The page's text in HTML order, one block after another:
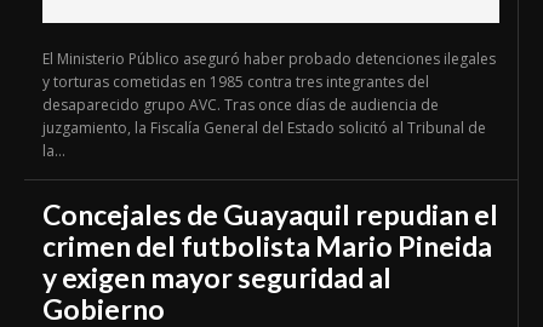
El Ministerio Público aseguró haber probado detenciones ilegales
y torturas cometidas en 1985 contra tres integrantes del
desaparecido grupo AVC. Tras once días de audiencia de
juzgamiento, la Fiscalía General del Estado solicitó al Tribunal de
la...
Concejales de Guayaquil repudian el
crimen del futbolista Mario Pineida
y exigen mayor seguridad al
Gobierno